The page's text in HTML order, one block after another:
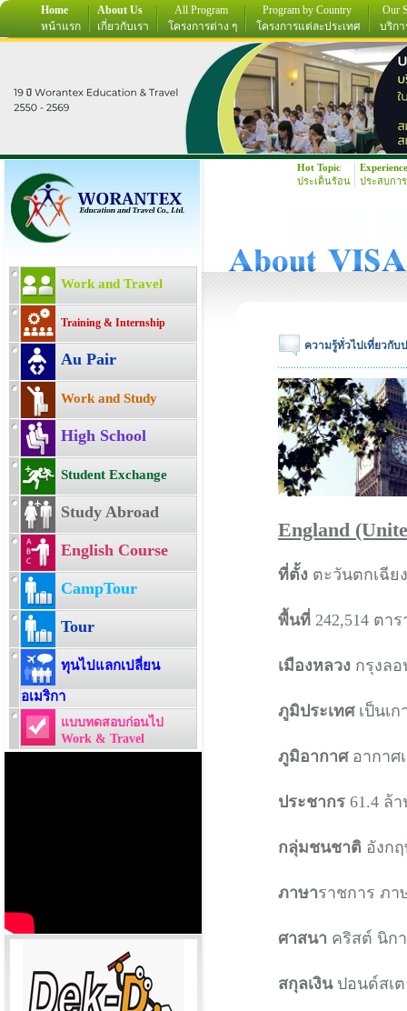
Home
หน้าแรก
About Us
เกี่ยวกับเรา
All Program
โครงการต่าง ๆ
Program by Country
โครงการแต่ละประเทศ
Our
บริกา
Work and Travel
Training & Internship
Au Pair
Work and Study
High School
Student Exchange
Study Abroad
English Course
CampTour
Tour
ทุนไปแลกเปลี่ยน
อเมริกา
แบบทดสอบก่อนไป
Work & Travel
Hot Topic
ประเด็นร้อน
Experience
ประสบกา
ความรู้ทั่วไปเที่ยวกับ
England
ที่ตั้ง ตะวันตกเฉีย
พื้นที่ 242,514 ตา
เมืองหลวง กรุงล
ภูมิประเทศเป็นเก
ภูมิอากาศ อากาศ
ประชากร 61.4 ล้
กลุ่มชนชาติ อังก
ภาษาราชการ ภา
ศาสนา คริสต์ นิกา
สกุลเงินปอนด์สเต